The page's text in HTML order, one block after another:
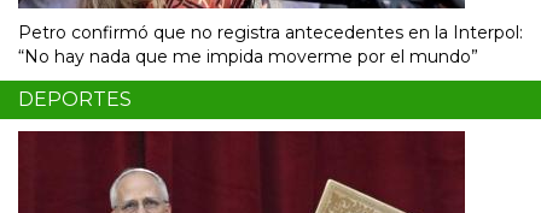
Petro confirmó que no registra antecedentes en la Interpol:
“No hay nada que me impida moverme por el mundo”
DEPORTES